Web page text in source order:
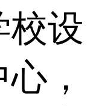
校设
，